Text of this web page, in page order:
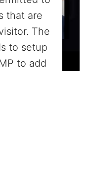
that are
The
to setup
to add